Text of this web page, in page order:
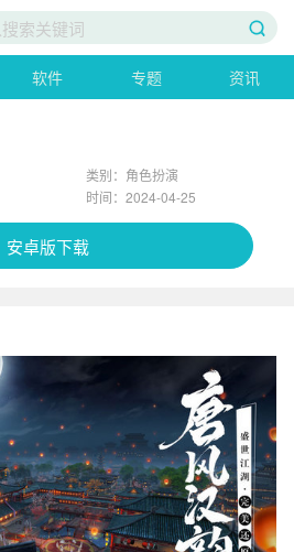
软件 专题 资讯
类别：角色扮演
时间：2024-04-25
安卓版下载